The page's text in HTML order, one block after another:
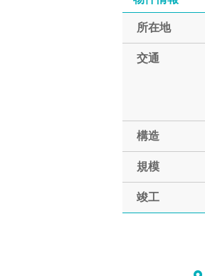
所在地
交通
構造
規模
竣工